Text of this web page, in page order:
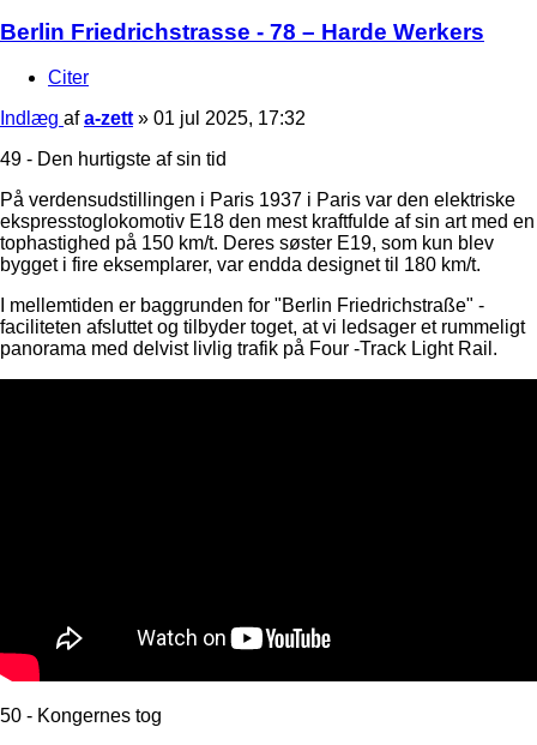
Berlin Friedrichstrasse - 78 – Harde Werkers
Citer
Indlæg afa-zett » 01 jul 2025, 17:32
49 - Den hurtigste af sin tid
På verdensudstillingen i Paris 1937 i Paris var den elektriske
ekspresstoglokomotiv E18 den mest kraftfulde af sin art med en
tophastighed på 150 km/t. Deres søster E19, som kun blev
bygget i fire eksemplarer, var endda designet til 180 km/t.
I mellemtiden er baggrunden for "Berlin Friedrichstraße" -
faciliteten afsluttet og tilbyder toget, at vi ledsager et rummeligt
panorama med delvist livlig trafik på Four -Track Light Rail.
50 - Kongernes tog